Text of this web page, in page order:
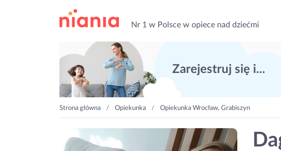
Nr 1 w Polsce w opiece nad dziećmi
Zarejestruj się i...
Strona główna Opiekunka Opiekunka Wrocław, Grabiszyn